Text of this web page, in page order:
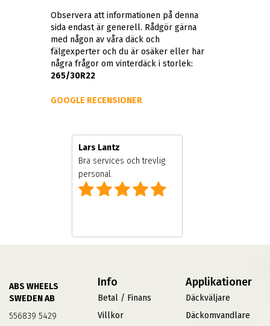
Observera att informationen på denna
sida endast är generell. Rådgör gärna
med någon av våra däck och
fälgexperter och du är osäker eller har
några frågor om vinterdäck i storlek:
265/30R22
GOOGLE RECENSIONER
Lars Lantz
Bra services och trevlig
personal.
ABS WHEELS
SWEDEN AB
556839 5429
Info
Betal / Finans
Villkor
Applikationer
Däckväljare
Däckomvandlare